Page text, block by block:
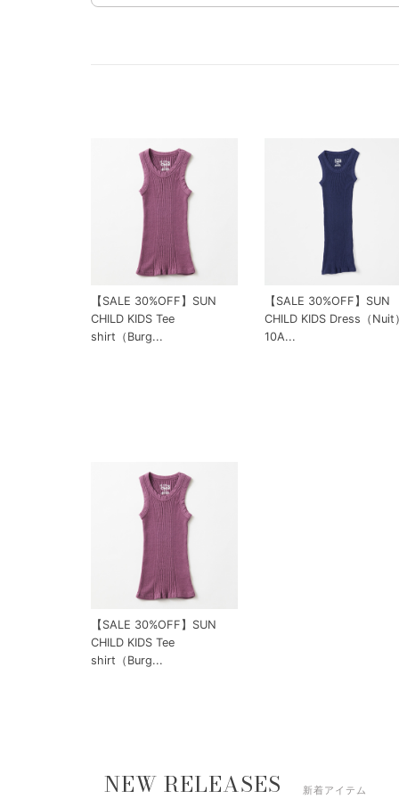
【SALE 30%OFF】SUN
CHILD KIDS Tee
shirt（Burg...
【SALE 30%OFF】SUN
CHILD KIDS Dress（Nuit
10A...
【SALE 30%OFF】SUN
CHILD KIDS Tee
shirt（Burg...
NEW RELEASES 新着アイテム